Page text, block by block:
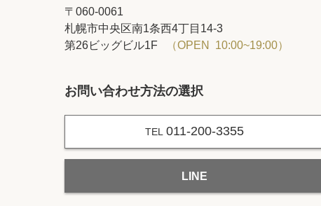
〒060-0061
札幌市中央区南1条西4丁目14‐3
第26ビッグビル1F
（OPEN 10:00~19:00）
お問い合わせ方法の選択
TEL 011-200-3355
LINE